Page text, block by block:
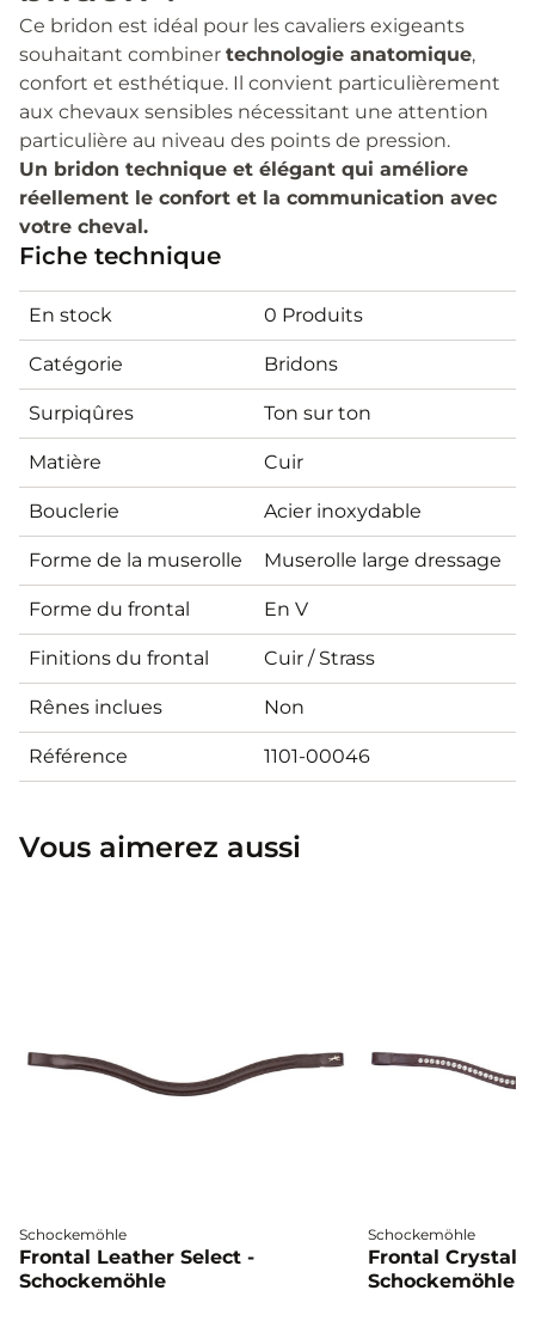
Ce bridon est idéal pour les cavaliers exigeants
souhaitant combiner technologie anatomique,
confort et esthétique. Il convient particulièrement
aux chevaux sensibles nécessitant une attention
particulière au niveau des points de pression.
Un bridon technique et élégant qui améliore
réellement le confort et la communication avec
votre cheval.
Fiche technique
En stock 0 Produits
Catégorie Bridons
Surpiqûres Ton sur ton
Matière Cuir
Bouclerie Acier inoxydable
Forme de la muserolle Muserolle large dressage
Forme du frontal En V
Finitions du frontal Cuir / Strass
Rênes inclues Non
Référence 1101-00046
Vous aimerez aussi
Schockemöhle
Frontal Leather Select -
Schockemöhle
Schockemöhle
Frontal Crystal
Schockemöhle